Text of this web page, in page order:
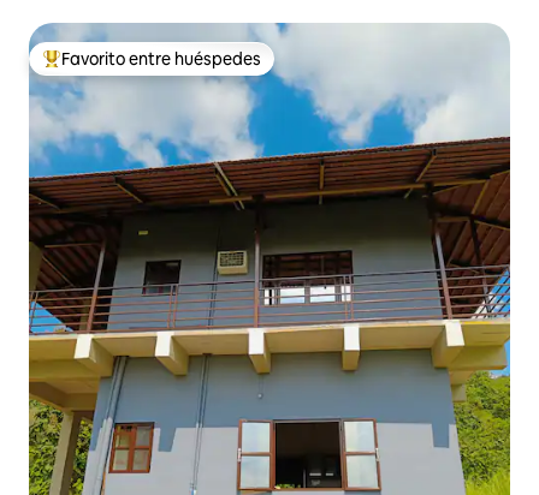
De los mejores en Favorito entre huéspedes
Favorito entre huéspedes